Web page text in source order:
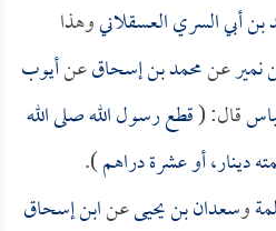
بن أبي السري العسقلانيوهذا
نميرعنمحمد بن إسحاقعنأيوب
قال: (قطع رسول الله صلى الله
دينار، أو عشرة دراهم).
وسعدان بن يحيىعنابن إسحاق